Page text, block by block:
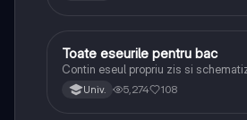
Limba și literatura română
Toate eseurile pentru bac
Contin eseul propriu zis si
Univ. 5,274 108